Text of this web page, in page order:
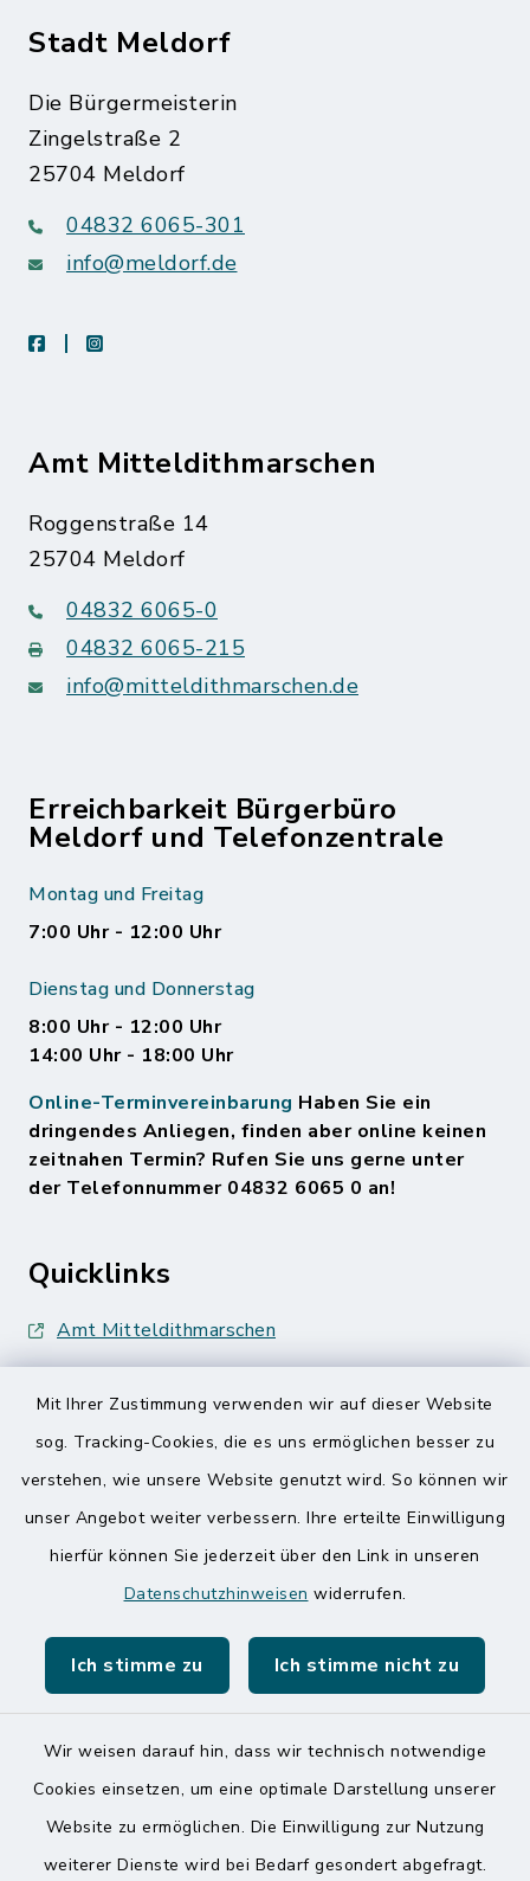
Mit Ihrer Zustimmung verwenden wir auf dieser Website
sog. Tracking-Cookies, die es uns ermöglichen besser zu
verstehen, wie unsere Website genutzt wird. So können wir
unser Angebot weiter verbessern. Ihre erteilte Einwilligung
hierfür können Sie jederzeit über den Link in unseren
Datenschutzhinweisen widerrufen.
Ich stimme zu Ich stimme nicht zu
Wir weisen darauf hin, dass wir technisch notwendige
Cookies einsetzen, um eine optimale Darstellung unserer
Website zu ermöglichen. Die Einwilligung zur Nutzung
weiterer Dienste wird bei Bedarf gesondert abgefragt.
Stadt Meldorf
Die Bürgermeisterin
Zingelstraße 2
25704 Meldorf
04832 6065-301
info@meldorf.de
facebookinstagram
Amt Mitteldithmarschen
Roggenstraße 14
25704 Meldorf
04832 6065-0
04832 6065-215
info@mitteldithmarschen.de
Erreichbarkeit Bürgerbüro
Meldorf und Telefonzentrale
Montag und Freitag
7:00 Uhr - 12:00 Uhr
Dienstag und Donnerstag
8:00 Uhr - 12:00 Uhr
14:00 Uhr - 18:00 Uhr
Online-Terminvereinbarung Haben Sie ein
dringendes Anliegen, finden aber online keinen
zeitnahen Termin? Rufen Sie uns gerne unter
der Telefonnummer 04832 6065 0 an!
Quicklinks
Amt Mitteldithmarschen
Nationalpark Wattenmeer
Kontakt
Barrierefreiheit
Impressum
Sitemap